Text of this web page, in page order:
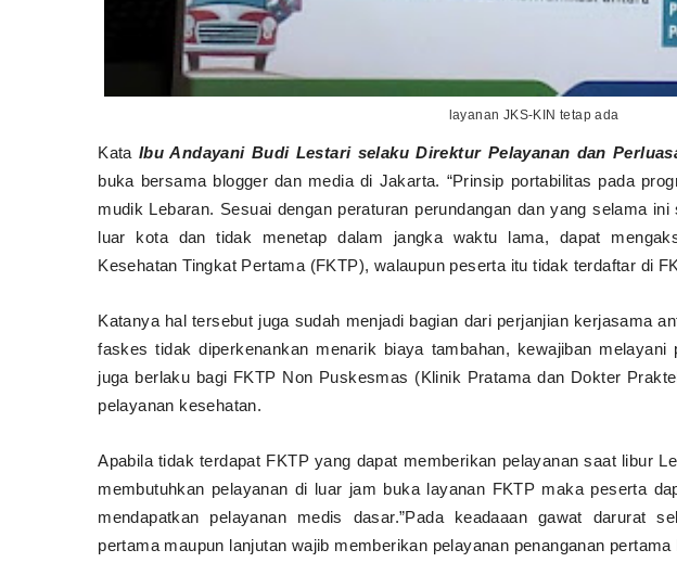
layanan JKS-KIN tetap ada
KataIbu Andayani Budi Lestari selaku Direktur Pelayanan dan
buka bersama blogger dan media di Jakarta. “Prinsip portabilitas pada
mudik Lebaran. Sesuai dengan peraturan perundangan dan yang selama
luar kota dan tidak menetap dalam jangka waktu lama, dapat
Kesehatan Tingkat Pertama (FKTP), walaupun peserta itu tidak terdaftar di
Katanya hal tersebut juga sudah menjadi bagian dari perjanjian kerjasama
faskes tidak diperkenankan menarik biaya tambahan, kewajiban
juga berlaku bagi FKTP Non Puskesmas (Klinik Pratama dan Dokter
pelayanan kesehatan.
Apabila tidak terdapat FKTP yang dapat memberikan pelayanan saat libur
membutuhkan pelayanan di luar jam buka layanan FKTP maka peserta
mendapatkan pelayanan medis dasar.”Pada keadaaan gawat darurat
pertama maupun lanjutan wajib memberikan pelayanan penanganan